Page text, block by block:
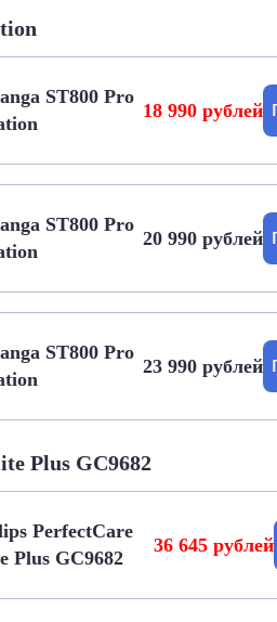
ST800 Pro
18 990 рублей
ST800 Pro
20 990 рублей
ST800 Pro
23 990 рублей
Plus GC9682
PerfectCare
Plus GC9682
36 645 рублей